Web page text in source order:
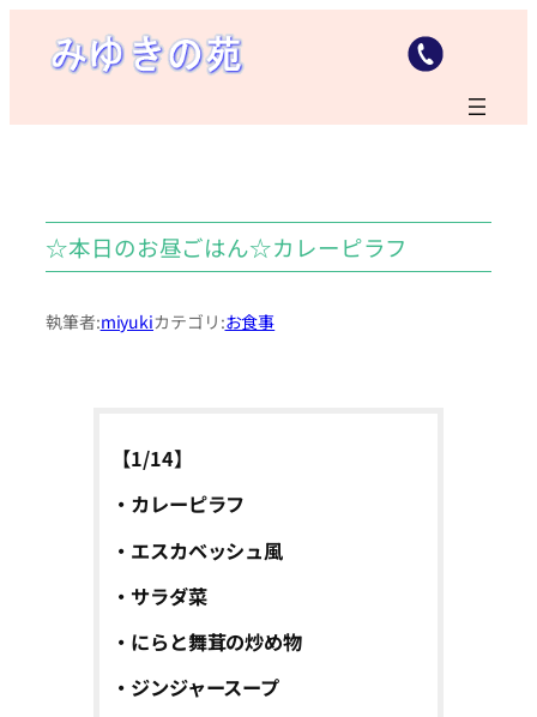
キ
☆本日のお昼ごはん☆カレーピラフ
執筆者:miyukiカテゴリ:お食事
【1/14】
・カレーピラフ
・エスカベッシュ風
・サラダ菜
・にらと舞茸の炒め物
・ジンジャースープ